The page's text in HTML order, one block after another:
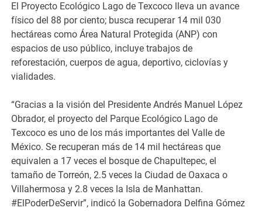
El Proyecto Ecológico Lago de Texcoco lleva un avance
físico del 88 por ciento; busca recuperar 14 mil 030
hectáreas como Área Natural Protegida (ANP) con
espacios de uso público, incluye trabajos de
reforestación, cuerpos de agua, deportivo, ciclovías y
vialidades.
“Gracias a la visión del Presidente Andrés Manuel López
Obrador, el proyecto del Parque Ecológico Lago de
Texcoco es uno de los más importantes del Valle de
México. Se recuperan más de 14 mil hectáreas que
equivalen a 17 veces el bosque de Chapultepec, el
tamaño de Torreón, 2.5 veces la Ciudad de Oaxaca o
Villahermosa y 2.8 veces la Isla de Manhattan.
#ElPoderDeServir”, indicó la Gobernadora Delfina Gómez